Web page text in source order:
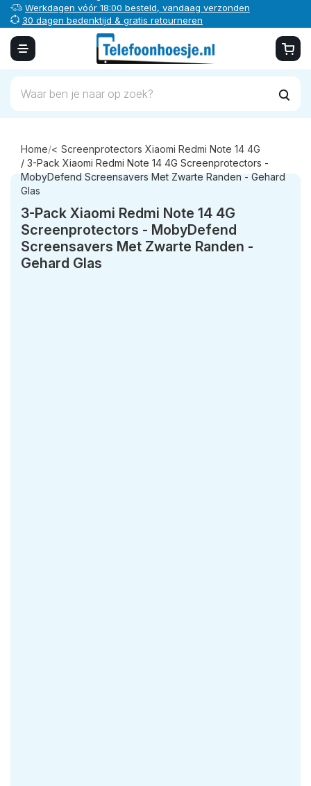
Werkdagen vóór 18:00 besteld, vandaag verzonden
30 dagen bedenktijd & gratis retourneren
Veilig online betalen
Home/
Screenprotectors Xiaomi Redmi Note 14 4G
/ 3-Pack Xiaomi Redmi Note 14 4G Screenprotectors -
MobyDefend Screensavers Met Zwarte Randen - Gehard
Glas
3-Pack Xiaomi Redmi Note 14 4G
Screenprotectors - MobyDefend
Screensavers Met Zwarte Randen -
Gehard Glas